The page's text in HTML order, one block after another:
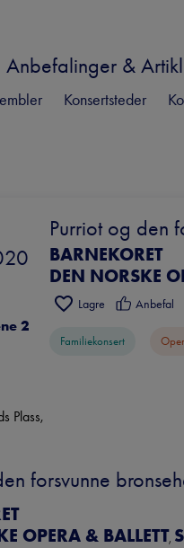
Anbefalinger &
Konsertsteder
2
Purriot og den
BARNEKORET
DEN NORSKE
Lagre Anbefal
Familiekonsert
Plass,
forsvunne
OPERA & BALLETT,